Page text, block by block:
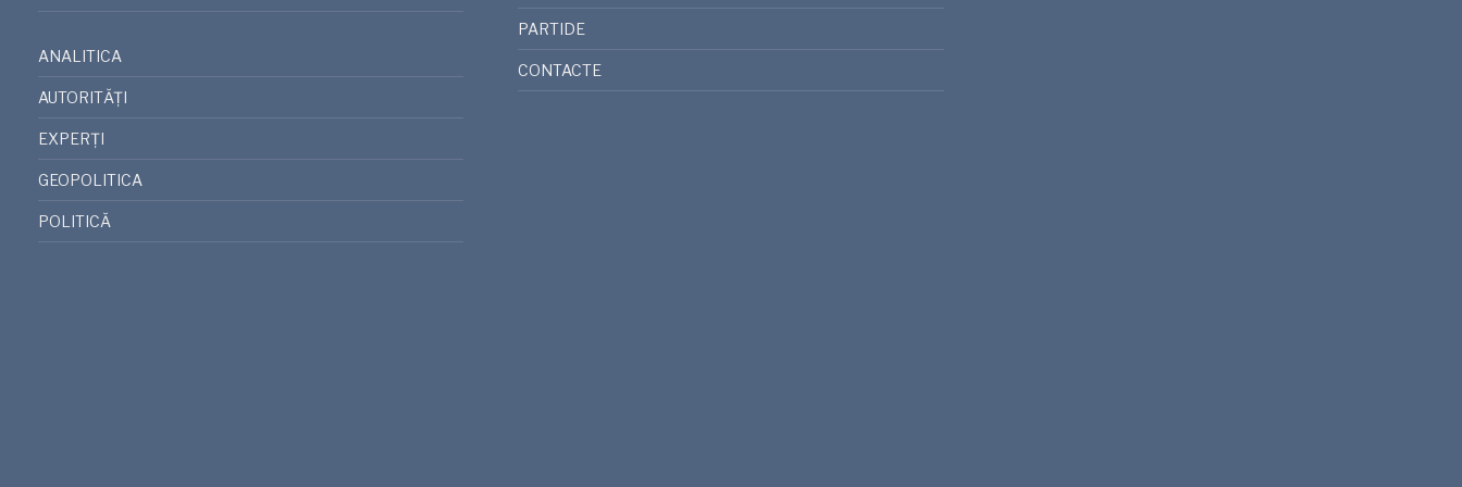
ANALITICA
AUTORITĂȚI
EXPERȚI
GEOPOLITICA
POLITICĂ
PARTIDE
CONTACTE